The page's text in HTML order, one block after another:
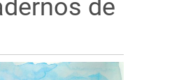
de